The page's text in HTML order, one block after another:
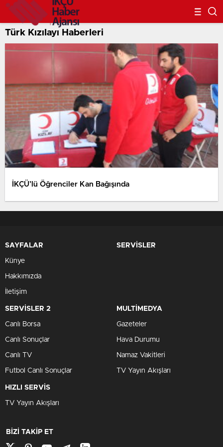
Türk Kızılayı Haberleri
İKÇÜ’lü Öğrenciler Kan Bağışında
SAYFALAR
Künye
Hakkımızda
İletişim
SERVİSLER
SERVİSLER 2
Canlı Borsa
Canlı Sonuçlar
Canlı TV
Futbol Canlı Sonuçlar
MULTİMEDYA
Gazeteler
Hava Durumu
Namaz Vakitleri
TV Yayın Akışları
HIZLI SERVİS
TV Yayın Akışları
BİZİ TAKİP ET